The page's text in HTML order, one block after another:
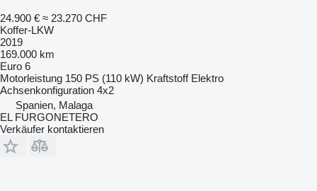
24.900 € ≈ 23.270 CHF
Koffer-LKW
2019
169.000 km
Euro 6
Motorleistung 150 PS (110 kW) Kraftstoff Elektro
Achsenkonfiguration 4x2
Spanien, Malaga
EL FURGONETERO
Verkäufer kontaktieren